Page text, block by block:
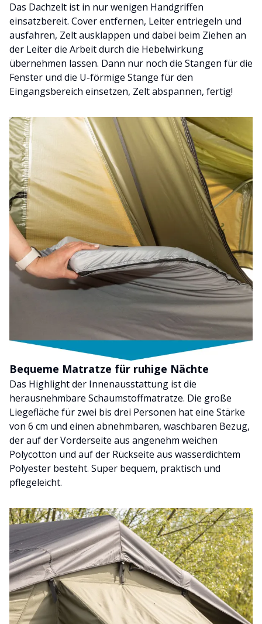
Das Dachzelt ist in nur wenigen Handgriffen
einsatzbereit. Cover entfernen, Leiter entriegeln und
ausfahren, Zelt ausklappen und dabei beim Ziehen an
der Leiter die Arbeit durch die Hebelwirkung
übernehmen lassen. Dann nur noch die Stangen für die
Fenster und die U-förmige Stange für den
Eingangsbereich einsetzen, Zelt abspannen, fertig!
Bequeme Matratze für ruhige Nächte
Das Highlight der Innenausstattung ist die
herausnehmbare Schaumstoffmatratze. Die große
Liegefläche für zwei bis drei Personen hat eine Stärke
von 6 cm und einen abnehmbaren, waschbaren Bezug,
der auf der Vorderseite aus angenehm weichen
Polycotton und auf der Rückseite aus wasserdichtem
Polyester besteht. Super bequem, praktisch und
pflegeleicht.